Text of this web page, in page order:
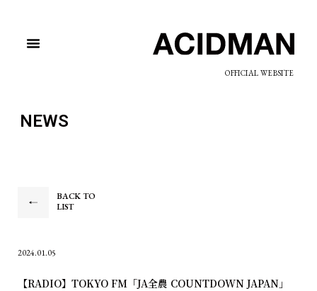
OFFICIAL WEBSITE
NEWS
BACK TO
LIST
2024.01.05
【RADIO】TOKYO FM「JA全農 COUNTDOWN JAPAN」